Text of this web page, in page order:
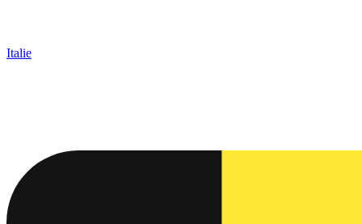
Italie